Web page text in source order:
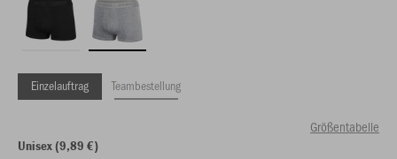
Einzelauftrag Teambestellung
Größentabelle
Unisex (9,89 €)